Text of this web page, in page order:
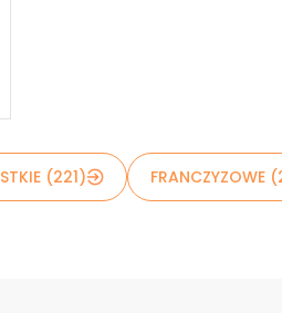
(221) FRANCZYZOWE